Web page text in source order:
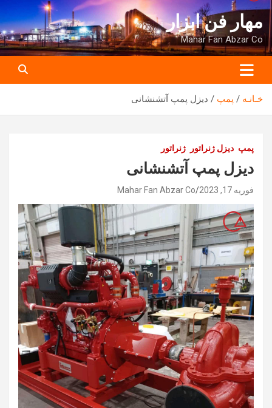
به
محتوا
برویدمهار فن ابزار
Mahar Fan Abzar Co
خـانـه پمپ دیزل پمپ آتشنشانی
پمپ دیزل ژنراتور ژنراتور
دیزل پمپ آتشنشانی
فوریه 17, 2023 Mahar Fan Abzar Co